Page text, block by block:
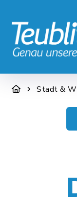
STADT &
Stadt &